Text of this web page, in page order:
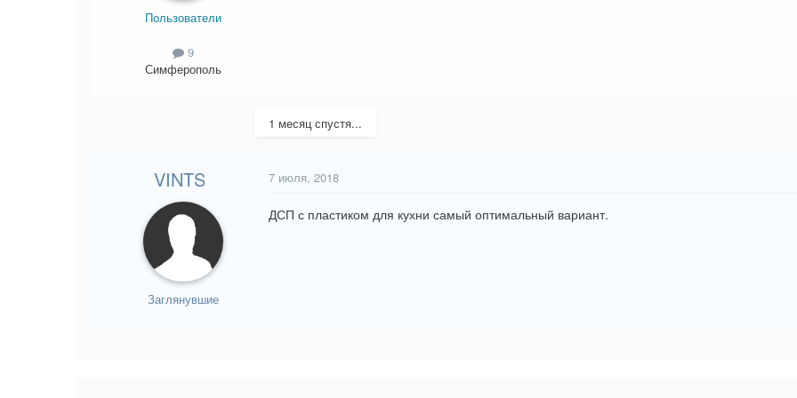
Пользователи
9
Симферополь
1 месяц спустя...
VINTS
Заглянувшие
7 июля, 2018
ДСП с пластиком для кухни самый оптимальный вариант.